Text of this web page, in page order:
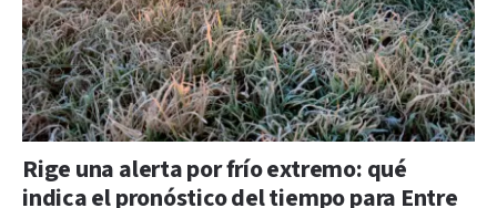
Rige una alerta por frío extremo: qué
indica el pronóstico del tiempo para Entre